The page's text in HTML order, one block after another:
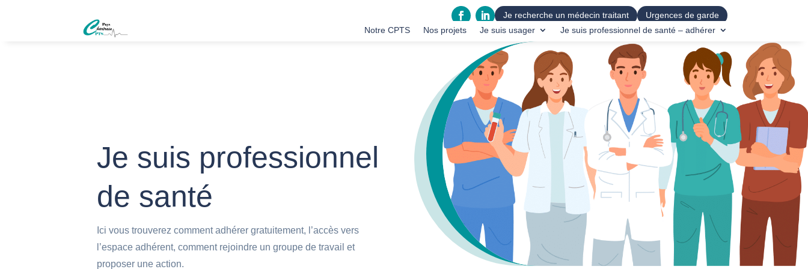
Je recherche un médecin traitant
Urgences de garde
Notre CPTS
Nos projets Je suis usager Je suis professionnel de santé – adhérer
Je suis professionnel
de santé
Ici vous trouverez comment adhérer gratuitement, l’accès vers
l’espace adhérent, comment rejoindre un groupe de travail et
proposer une action.